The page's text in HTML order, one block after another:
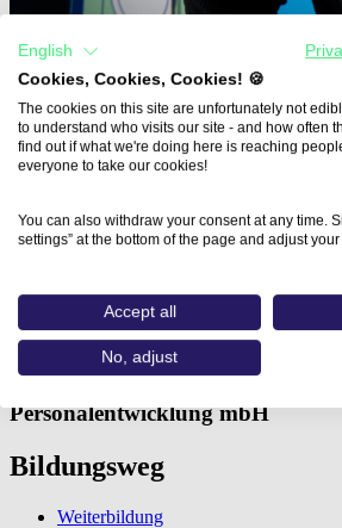
Kreative Content-Produktion für
für Social Media
Personalentwicklung mbH
Bildungsweg
Weiterbildung
English
Cookies, Cookies, Cookies! 🍪
The cookies on this site are unfortunately not
to understand who visits our site - and how often
find out if what we're doing here is reaching
everyone to take our cookies!
You can also withdraw your consent at any time.
settings” at the bottom of the page and adjust
Accept all
No, adjust